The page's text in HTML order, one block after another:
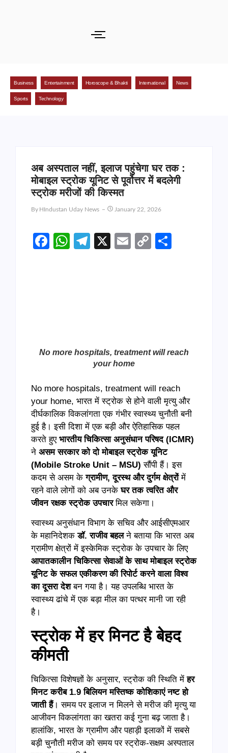
Business Entertainment Horoscope & Bhakti International News
Sports Technology
अब अस्पताल नहीं, इलाज पहुंचेगा घर तक :
मोबाइल स्ट्रोक यूनिट से पूर्वोत्तर में बदलेगी
स्ट्रोक मरीजों की किस्मत
By HIndustan Uday News January 22, 2026
Facebook
WhatsApp
Telegram
X EmailCopy
No more hospitals, treatment will reach
your home
No more hospitals, treatment will reach
your home, भारत में स्ट्रोक से होने वाली मृत्यु और
दीर्घकालिक विकलांगता एक गंभीर स्वास्थ्य चुनौती बनी
हुई है। इसी दिशा में एक बड़ी और ऐतिहासिक पहल
करते हुए भारतीय चिकित्सा अनुसंधान परिषद (ICMR)
ने असम सरकार को दो मोबाइल स्ट्रोक यूनिट
(Mobile Stroke Unit – MSU) सौंपी हैं। इस
कदम से असम केग्रामीण, दूरस्थ और दुर्गम क्षेत्रोंमें
रहने वाले लोगों को अब उनकेघर तक त्वरित और
जीवन रक्षक स्ट्रोक उपचारमिल सकेगा।
स्वास्थ्य अनुसंधान विभाग के सचिव और आईसीएमआर
के महानिदेशकडॉ. राजीव बहलने बताया कि भारत अब
ग्रामीण क्षेत्रों में इस्केमिक स्ट्रोक के उपचार के लिए
आपातकालीन चिकित्सा सेवाओं के साथ मोबाइल स्ट्रोक
यूनिट के सफल एकीकरण की रिपोर्ट करने वाला विश्व
का दूसरा देशबन गया है। यह उपलब्धि भारत के
स्वास्थ्य ढांचे में एक बड़ा मील का पत्थर मानी जा रही
है।
स्ट्रोक में हर मिनट है बेहद
कीमती
चिकित्सा विशेषज्ञों के अनुसार, स्ट्रोक की स्थिति मेंहर
मिनट करीब 1.9 बिलियन मस्तिष्क कोशिकाएं नष्ट हो
जाती हैं। समय पर इलाज न मिलने से मरीज की मृत्यु या
आजीवन विकलांगता का खतरा कई गुना बढ़ जाता है।
हालांकि, भारत के ग्रामीण और पहाड़ी इलाकों में सबसे
बड़ी चुनौती मरीज को समय पर स्ट्रोक-सक्षम अस्पताल